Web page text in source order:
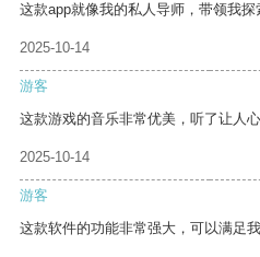
这款app就像我的私人导师，带领我探
2025-10-14
游客
这款游戏的音乐非常优美，听了让人心
2025-10-14
游客
这款软件的功能非常强大，可以满足